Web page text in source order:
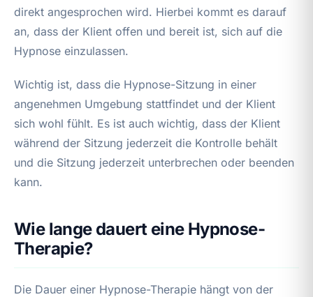
direkt angesprochen wird. Hierbei kommt es darauf
an, dass der Klient offen und bereit ist, sich auf die
Hypnose einzulassen.
Wichtig ist, dass die Hypnose-Sitzung in einer
angenehmen Umgebung stattfindet und der Klient
sich wohl fühlt. Es ist auch wichtig, dass der Klient
während der Sitzung jederzeit die Kontrolle behält
und die Sitzung jederzeit unterbrechen oder beenden
kann.
Wie lange dauert eine Hypnose-
Therapie?
Die Dauer einer Hypnose-Therapie hängt von der